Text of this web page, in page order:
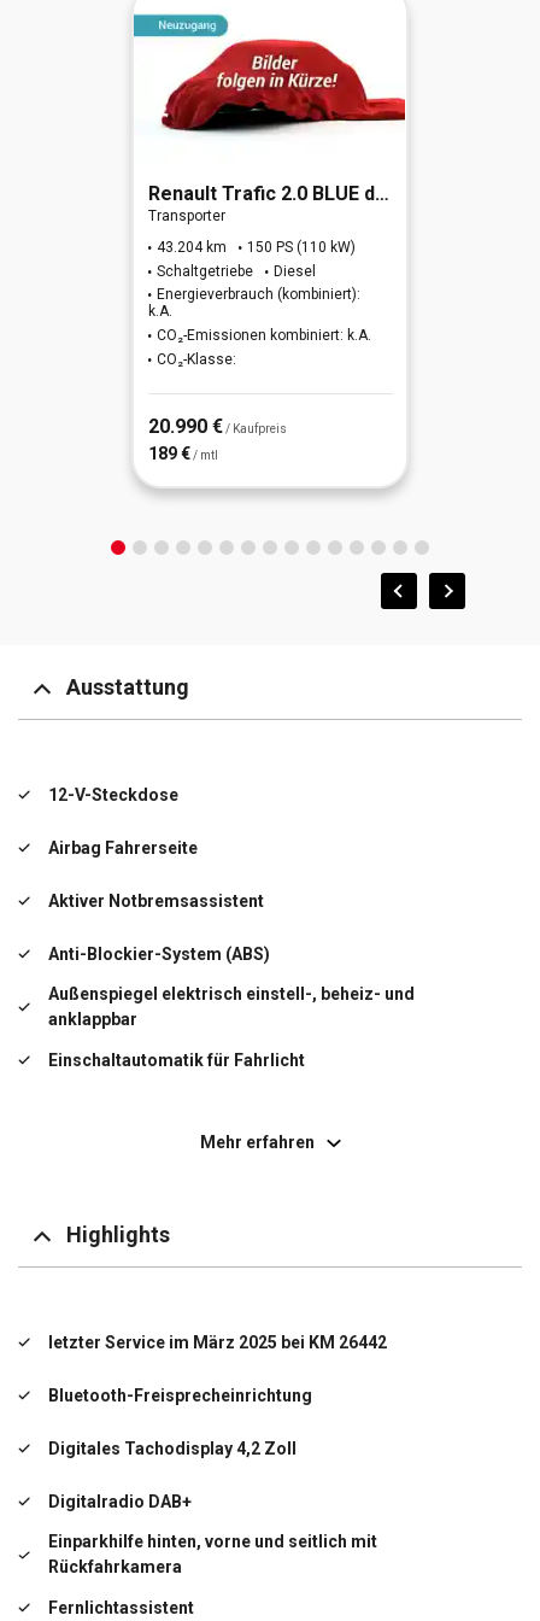
Renault Trafic 2.0 BLUE dCi 150 L1H1 3,0t Komfort (EU6d)
Transporter
43.204 km
150 PS (110 kW)
Schaltgetriebe
Diesel
Energieverbrauch (kombiniert):
k.A.
CO₂-Emissionen kombiniert: k.A.
CO₂-Klasse:
20.990 € / Kaufpreis
189 € / mtl
Ausstattung
12-V-Steckdose
Airbag Fahrerseite
Aktiver Notbremsassistent
Anti-Blockier-System (ABS)
Außenspiegel elektrisch einstell-, beheiz- und
anklappbar
Einschaltautomatik für Fahrlicht
Fensterheber elektr. vorn, Impulsgeber links
Sitzbezug / Polsterung: Stoff
Sitze im Fahrerhaus: Fahrersitz Komfort 3-fach
verstellbar
Mehr erfahren
Highlights
letzter Service im März 2025 bei KM 26442
Bluetooth-Freisprecheinrichtung
Digitales Tachodisplay 4,2 Zoll
Digitalradio DAB+
Einparkhilfe hinten, vorne und seitlich mit
Rückfahrkamera
Fernlichtassistent